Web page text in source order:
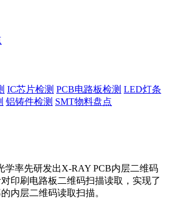
IC芯片检测 PCB电路板检测 LED灯条
铝铸件检测 SMT物料盘点
学率先研发出X-RAY PCB内层二维码
印刷电路板二维码扫描读取，实现了
内层二维码读取扫描。